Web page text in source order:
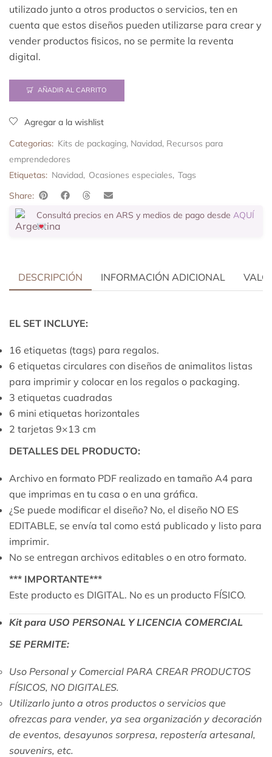
utilizado junto a otros productos o servicios, ten en
cuenta que estos diseños pueden utilizarse para crear y
vender productos fisicos, no se permite la reventa
digital.
AÑADIR AL CARRITO
Agregar a la wishlist
Categorias: Kits de packaging, Navidad, Recursos para
emprendedores
Etiquetas: Navidad, Ocasiones especiales, Tags
Share:
Consultá precios en ARS y medios de pago desde AQUÍ
DESCRIPCIÓN INFORMACIÓN ADICIONAL
EL SET INCLUYE:
16 etiquetas (tags) para regalos.
6 etiquetas circulares con diseños de animalitos listas
para imprimir y colocar en los regalos o packaging.
3 etiquetas cuadradas
6 mini etiquetas horizontales
2 tarjetas 9×13 cm
DETALLES DEL PRODUCTO:
Archivo en formato PDF realizado en tamaño A4 para
que imprimas en tu casa o en una gráfica.
¿Se puede modificar el diseño? No, el diseño NO ES
EDITABLE, se envía tal como está publicado y listo para
imprimir.
No se entregan archivos editables o en otro formato.
*** IMPORTANTE***
Este producto es DIGITAL. No es un producto FÍSICO.
Kit para USO PERSONAL Y LICENCIA COMERCIAL
SE PERMITE:
Uso Personal y Comercial PARA CREAR PRODUCTOS
FÍSICOS, NO DIGITALES.
Utilizarlo junto a otros productos o servicios que
ofrezcas para vender, ya sea organización y decoración
de eventos, desayunos sorpresa, repostería artesanal,
souvenirs, etc.